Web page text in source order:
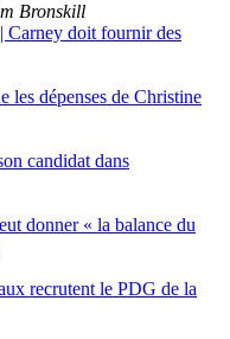
Bronskill
Carney doit fournir des
les dépenses de Christine
candidat dans
donner « la balance du
recrutent le PDG de la